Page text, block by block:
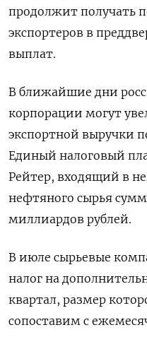
продолжит получать
экспортеров в
выплат.
В ближайшие дни
корпорации могут
экспортной выручки
Единый налоговый
Рейтер, входящий в
нефтяного сырья
миллиардов рублей.
В июле сырьевые
налог на
квартал, размер
сопоставим с